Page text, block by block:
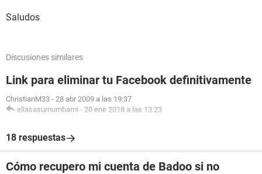
Saludos
Discusiones similares
Link para eliminar tu Facebook definitivamente
ChristianM33 - 28 abr 2009 a las 19:37
eliasasumumbami - 20 ene 2018 a las 13:23
18 respuestas
Cómo recupero mi cuenta de Badoo si no